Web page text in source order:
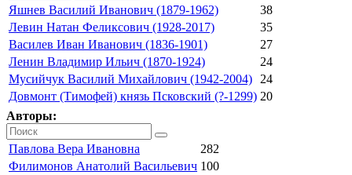
Яшнев Василий Иванович (1879-1962)
38
Левин Натан Феликсович (1928-2017)
35
Василев Иван Иванович (1836-1901)
27
Ленин Владимир Ильич (1870-1924)
24
Мусийчук Василий Михайлович (1942-2004)
24
Довмонт (Тимофей) князь Псковский (?-1299) 20
Авторы:
Павлова Вера Ивановна
282
Филимонов Анатолий Васильевич 100